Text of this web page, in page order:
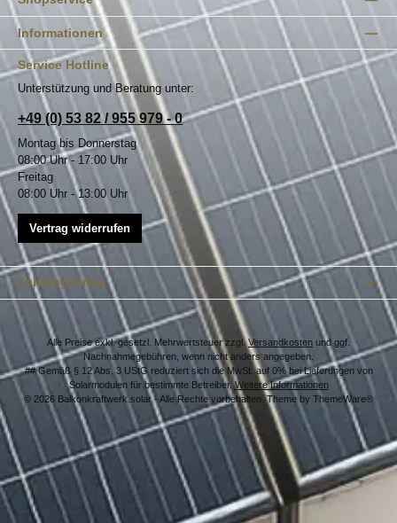
Informationen
Service Hotline
Unterstützung und Beratung unter:
+49 (0) 53 82 / 955 979 - 0
Montag bis Donnerstag
08:00 Uhr - 17:00 Uhr
Freitag
08:00 Uhr - 13:00 Uhr
Vertrag widerrufen
Zahlungsarten
Alle Preise exkl. gesetzl. Mehrwertsteuer zzgl.Versandkosten und ggf.
Nachnahmegebühren, wenn nicht anders angegeben.
## Gemäß § 12 Abs. 3 UStG reduziert sich die MwSt. auf 0% bei Lieferungen von
Solarmodulen für bestimmte Betreiber.Weitere Informationen
© 2026 Balkonkraftwerk.solar - Alle Rechte vorbehalten. Theme by ThemeWare®